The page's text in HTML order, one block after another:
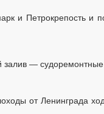
и Петрокрепость и
залив —
от Ленинграда